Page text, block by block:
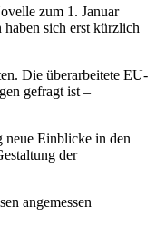
zum 1. Januar
sich erst kürzlich
Die überarbeitete EU-
gefragt ist –
neue Einblicke in den
der
angemessen